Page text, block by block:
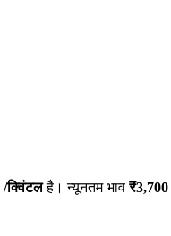
/क्विंटलहै। न्यूनतम भाव ₹3,700